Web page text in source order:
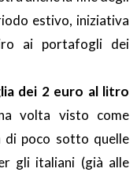
estivo, iniziativa
ai portafogli dei
dei 2 euro al litro
volta visto come
di poco sotto quelle
gli italiani (già alle